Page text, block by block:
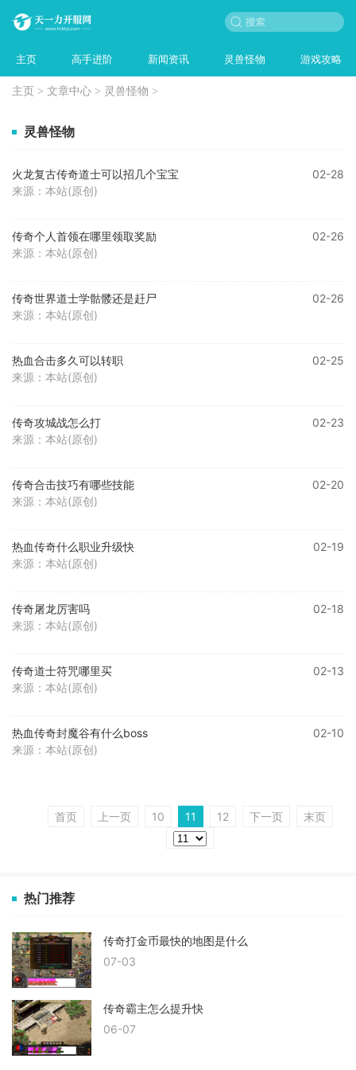
主页 高手进阶 新闻资讯 灵兽怪物 游戏攻略
主页 > 文章中心 > 灵兽怪物 >
灵兽怪物
火龙复古传奇道士可以招几个宝宝
02-28
来源：本站(原创)
传奇个人首领在哪里领取奖励
02-26
来源：本站(原创)
传奇世界道士学骷髅还是赶尸
02-26
来源：本站(原创)
热血合击多久可以转职
02-25
来源：本站(原创)
传奇攻城战怎么打
02-23
来源：本站(原创)
传奇合击技巧有哪些技能
02-20
来源：本站(原创)
热血传奇什么职业升级快
02-19
来源：本站(原创)
传奇屠龙厉害吗
02-18
来源：本站(原创)
传奇道士符咒哪里买
02-13
来源：本站(原创)
热血传奇封魔谷有什么boss
02-10
来源：本站(原创)
首页 上一页 10 11 12 下一页 末页
热门推荐
传奇打金币最快的地图是什么
07-03
传奇霸主怎么提升快
06-07